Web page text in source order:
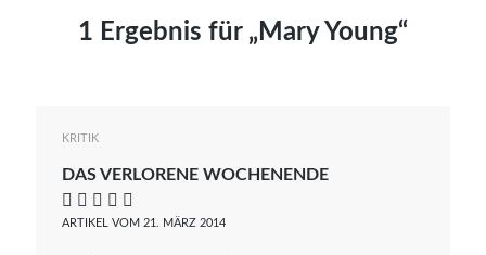
1 Ergebnis für „Mary Young“
KRITIK
DAS VERLORENE WOCHENENDE
    
ARTIKEL VOM 21. MÄRZ 2014